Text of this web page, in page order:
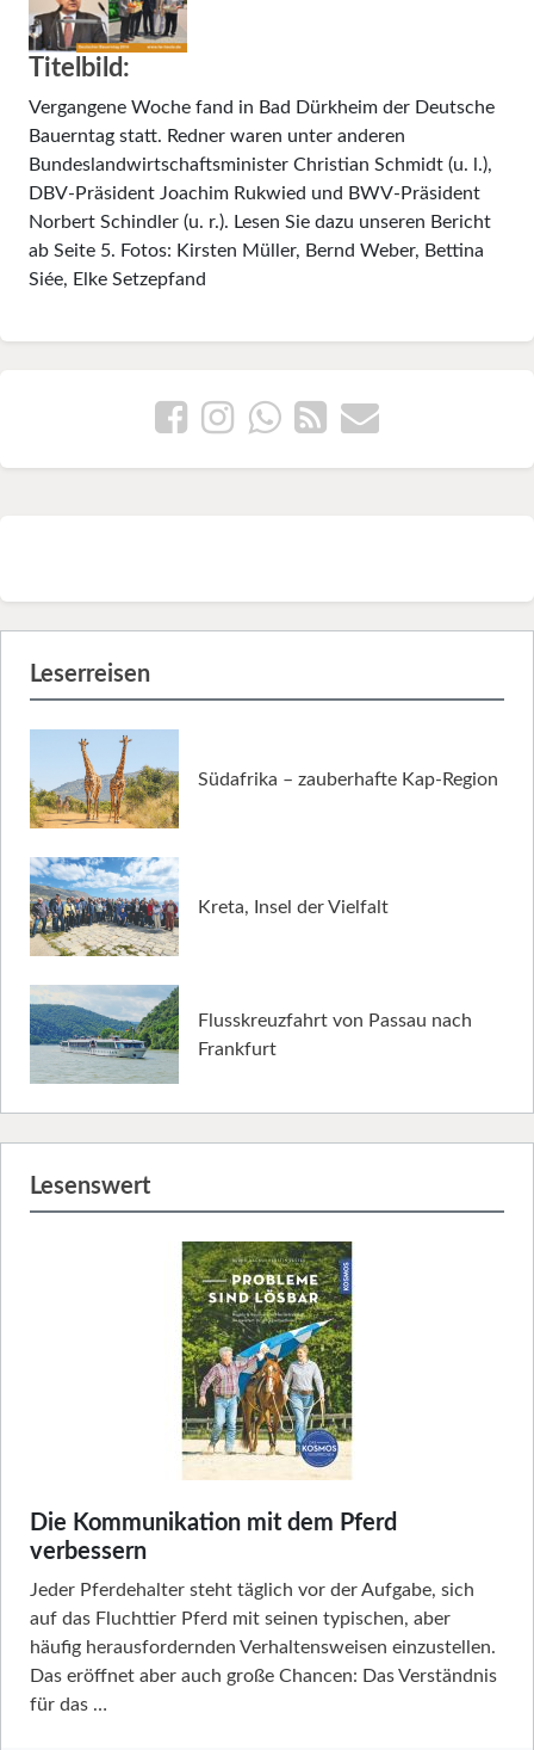
Titelbild:
Vergangene Woche fand in Bad Dürkheim der Deutsche
Bauerntag statt. Redner waren unter anderen
Bundeslandwirtschaftsminister Christian Schmidt (u. l.),
DBV-Präsident Joachim Rukwied und BWV-Präsident
Norbert Schindler (u. r.). Lesen Sie dazu unseren Bericht
ab Seite 5. Fotos: Kirsten Müller, Bernd Weber, Bettina
Siée, Elke Setzepfand
Leserreisen
Südafrika – zauberhafte Kap-Region
Kreta, Insel der Vielfalt
Flusskreuzfahrt von Passau nach
Frankfurt
Lesenswert
Die Kommunikation mit dem Pferd
verbessern
Jeder Pferdehalter steht täglich vor der Aufgabe, sich
auf das Fluchttier Pferd mit seinen typischen, aber
häufig herausfordernden Verhaltensweisen einzustellen.
Das eröffnet aber auch große Chancen: Das Verständnis
für das …